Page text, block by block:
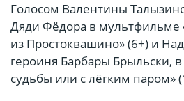
Голосом Валентины
Дяди Фёдора в мультфильме
из Простоквашино» (6+) и
героиня Барбары Брыльски,
судьбы или с лёгким паром»